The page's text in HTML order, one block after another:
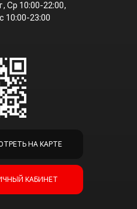
НА КАРТЕ
КАБИНЕТ
Ср 10:00-22:00,
10:00-23:00